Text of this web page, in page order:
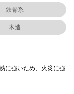
鉄骨系
木造
に強いため、火災に強